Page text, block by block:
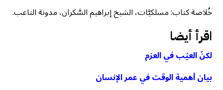
خُلاصة كتاب: مسلكيَّات، الشيخ إبراهيم السَّكران، مدونة التاعب.
اقرأ أيضا
لكنّ العيْب في العزم
بيان أهمية الوقت في عمر الإنسان